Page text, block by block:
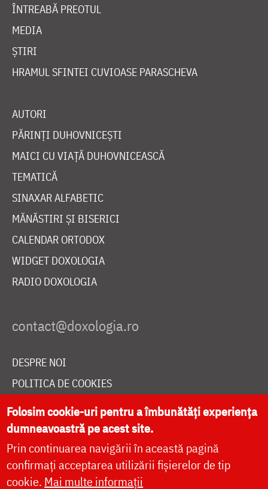
ÎNTREABĂ PREOTUL
MEDIA
ȘTIRI
HRAMUL SFINTEI CUVIOASE PARASCHEVA
AUTORI
PĂRINȚI DUHOVNICEȘTI
MAICI CU VIAȚĂ DUHOVNICEASCĂ
TEMATICĂ
SINAXAR ALFABETIC
MĂNĂSTIRI ȘI BISERICI
CALENDAR ORTODOX
WIDGET DOXOLOGIA
RADIO DOXOLOGIA
DESPRE NOI
POLITICA DE COOKIES
DONEAZĂ ONLINE PENTRU CATEDRALA NAȚIONALĂ
LIVE
Folosim cookie-uri pentru a îmbunătăți experiența
dumneavoastră pe acest site.
Prin continuarea navigării în această pagină
confirmați acceptarea utilizării fișierelor de tip
cookie. Mai multe informații